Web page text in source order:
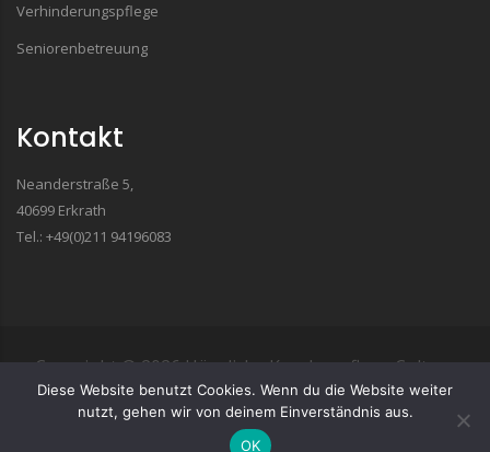
Verhinderungspflege
Seniorenbetreuung
Kontakt
Neanderstraße 5,
40699 Erkrath
Tel.: +49(0)211 94196083
Copyright ©2026Häusliche Krankenpflege Cultura
GmbH| Impressum | Datenschutz
Diese Website benutzt Cookies. Wenn du die Website weiter
nutzt, gehen wir von deinem Einverständnis aus.
OK